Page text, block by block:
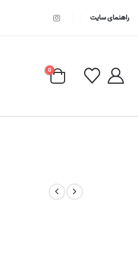
راهنمای سایت
0